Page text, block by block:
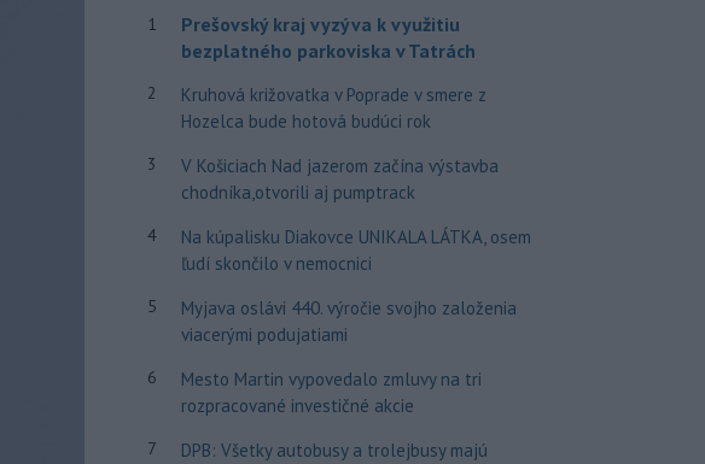
1
Prešovský kraj vyzýva k využitiu
bezplatného parkoviska v Tatrách
2
Kruhová križovatka v Poprade v smere z
Hozelca bude hotová budúci rok
3
V Košiciach Nad jazerom začína výstavba
chodníka,otvorili aj pumptrack
4
Na kúpalisku Diakovce UNIKALA LÁTKA, osem
ľudí skončilo v nemocnici
5
Myjava oslávi 440. výročie svojho založenia
viacerými podujatiami
6
Mesto Martin vypovedalo zmluvy na tri
rozpracované investičné akcie
7
DPB: Všetky autobusy a trolejbusy majú